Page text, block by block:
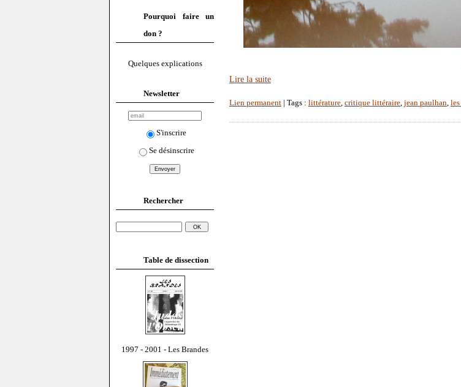
Pourquoi faire un
don ?
Quelques explications
Newsletter
S'inscrire
Se désinscrire
Rechercher
Table de dissection
1997 - 2001 - Les Brandes
Lire la suite
Lien permanent | Tags : littérature, critique littéraire, jean paulhan,